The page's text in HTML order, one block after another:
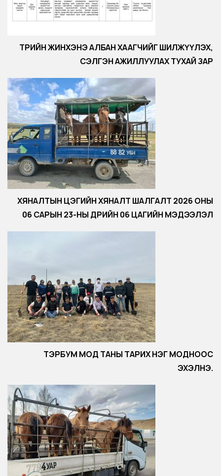
ТӨРИЙН ЖИНХЭНЭ АЛБАН ХААГЧИЙГ ШИЛЖҮҮЛЭХ,
СЭЛГЭН АЖИЛЛУУЛАХ ТУХАЙ ЗАР
ХЯНАЛТЫН ЦЭГИЙН ХЯНАЛТ ШАЛГАЛТ 2026 ОНЫ
06 САРЫН 23-НЫ ӨДРИЙН 06 ЦАГИЙН МЭДЭЭЛЭЛ
ТЭРБУМ МОД ТАНЫ ТАРИХ НЭГ МОДНООС
ЭХЭЛНЭ.